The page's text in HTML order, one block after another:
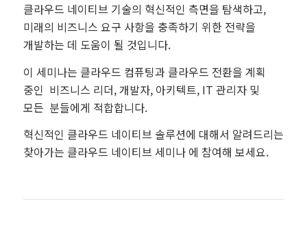
클라우드 네이티브 기술의 혁신적인 측면을 탐색하고,
미래의 비즈니스 요구 사항을 충족하기 위한 전략을
개발하는 데 도움이 될 것입니다.
이 세미나는 클라우드 컴퓨팅과 클라우드 전환을 계획
중인 비즈니스 리더, 개발자, 아키텍트, IT 관리자 및
모든 분들에게 적합합니다.
혁신적인 클라우드 네이티브 솔루션에 대해서 알려드리는
찾아가는 클라우드 네이티브 세미나 에 참여해 보세요.